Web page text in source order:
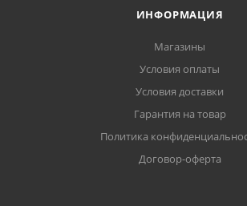
ИНФОРМАЦИЯ
Магазины
Условия оплаты
Условия доставки
Гарантия на товар
Политика
Договор-оферта